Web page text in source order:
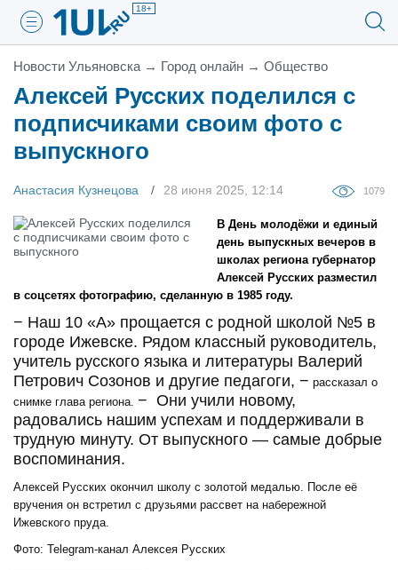
18+
Новости Ульяновска → Город онлайн → Общество
Алексей Русских поделился с
подписчиками своим фото с
выпускного
Анастасия Кузнецова 28 июня 2025, 12:14 1079
В День молодёжи и единый
день выпускных вечеров в
школах региона губернатор
Алексей Русских разместил
в соцсетях фотографию, сделанную в 1985 году.
− Наш 10 «А» прощается с родной школой №5 в
городе Ижевске. Рядом классный руководитель,
учитель русского языка и литературы Валерий
Петрович Созонов и другие педагоги, − рассказал о
снимке глава региона. − Они учили новому,
радовались нашим успехам и поддерживали в
трудную минуту. От выпускного — самые добрые
воспоминания.
Алексей Русских окончил школу с золотой медалью. После её
вручения он встретил с друзьями рассвет на набережной
Ижевского пруда.
Фото: Telegram-канал Алексея Русских